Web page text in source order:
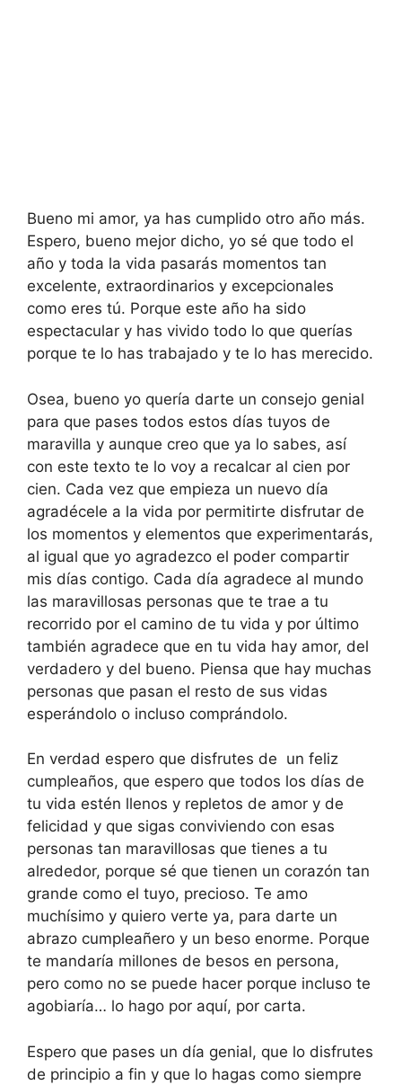
Bueno mi amor, ya has cumplido otro año más.
Espero, bueno mejor dicho, yo sé que todo el
año y toda la vida pasarás momentos tan
excelente, extraordinarios y excepcionales
como eres tú. Porque este año ha sido
espectacular y has vivido todo lo que querías
porque te lo has trabajado y te lo has merecido.
Osea, bueno yo quería darte un consejo genial
para que pases todos estos días tuyos de
maravilla y aunque creo que ya lo sabes, así
con este texto te lo voy a recalcar al cien por
cien. Cada vez que empieza un nuevo día
agradécele a la vida por permitirte disfrutar de
los momentos y elementos que experimentarás,
al igual que yo agradezco el poder compartir
mis días contigo. Cada día agradece al mundo
las maravillosas personas que te trae a tu
recorrido por el camino de tu vida y por último
también agradece que en tu vida hay amor, del
verdadero y del bueno. Piensa que hay muchas
personas que pasan el resto de sus vidas
esperándolo o incluso comprándolo.
En verdad espero que disfrutes de un feliz
cumpleaños, que espero que todos los días de
tu vida estén llenos y repletos de amor y de
felicidad y que sigas conviviendo con esas
personas tan maravillosas que tienes a tu
alrededor, porque sé que tienen un corazón tan
grande como el tuyo, precioso. Te amo
muchísimo y quiero verte ya, para darte un
abrazo cumpleañero y un beso enorme. Porque
te mandaría millones de besos en persona,
pero como no se puede hacer porque incluso te
agobiaría… lo hago por aquí, por carta.
Espero que pases un día genial, que lo disfrutes
de principio a fin y que lo hagas como siempre